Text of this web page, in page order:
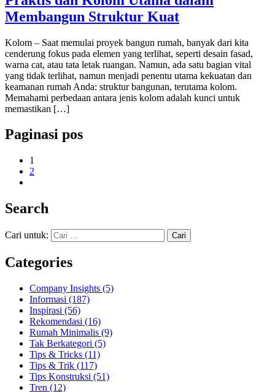
Membangun Struktur Kuat
Kolom – Saat memulai proyek bangun rumah, banyak dari kita
cenderung fokus pada elemen yang terlihat, seperti desain fasad,
warna cat, atau tata letak ruangan. Namun, ada satu bagian vital
yang tidak terlihat, namun menjadi penentu utama kekuatan dan
keamanan rumah Anda: struktur bangunan, terutama kolom.
Memahami perbedaan antara jenis kolom adalah kunci untuk
memastikan […]
Paginasi pos
1
2
Search
Cari untuk:
Categories
Company Insights (5)
Informasi (187)
Inspirasi (56)
Rekomendasi (16)
Rumah Minimalis (9)
Tak Berkategori (5)
Tips & Tricks (11)
Tips & Trik (117)
Tips Konstruksi (51)
Tren (12)